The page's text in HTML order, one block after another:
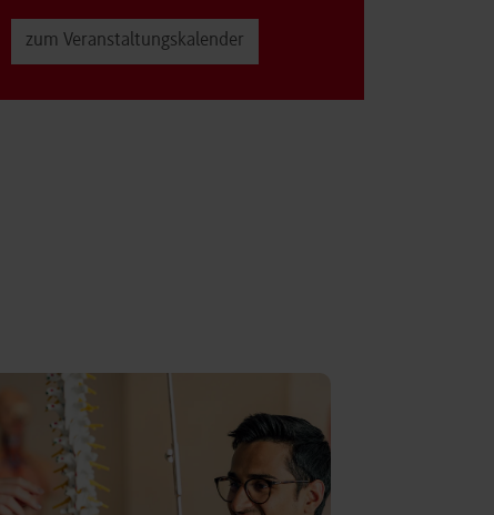
zum Veranstaltungs­kalender